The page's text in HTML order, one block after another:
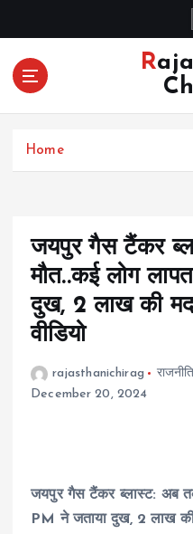
o
Rajasthani
Home
जयपुर गैस टैंकर
मौत..कई लोग
दुख, 2 लाख की
वीडियो
rajasthanichirag राजनीति
December 20, 2024
जयपुर गैस टैंकर ब्लास्ट: अब
PM ने जताया दुख, 2 लाख की